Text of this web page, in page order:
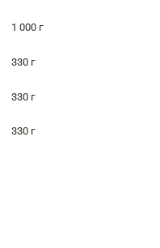
1 000 г
330 г
330 г
330 г